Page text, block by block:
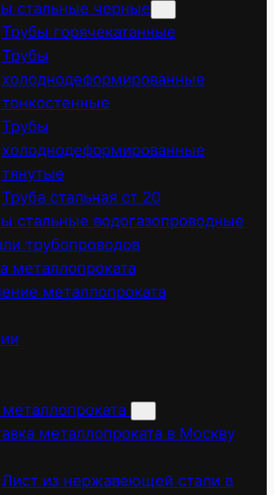
стальные черные
Трубы горячекатанные
Трубы
холоднодеформированные
тонкостенные
Трубы
холоднодеформированные
тянутые
Труба стальная ст 20
стальные водогазопроводные
трубопроводов
металлопроката
металлопроката
металлопроката в Москву
Лист из нержавеющей стали в